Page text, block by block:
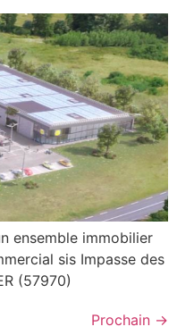
ensemble immobilier
sis Impasse des
(57970)
Prochain →